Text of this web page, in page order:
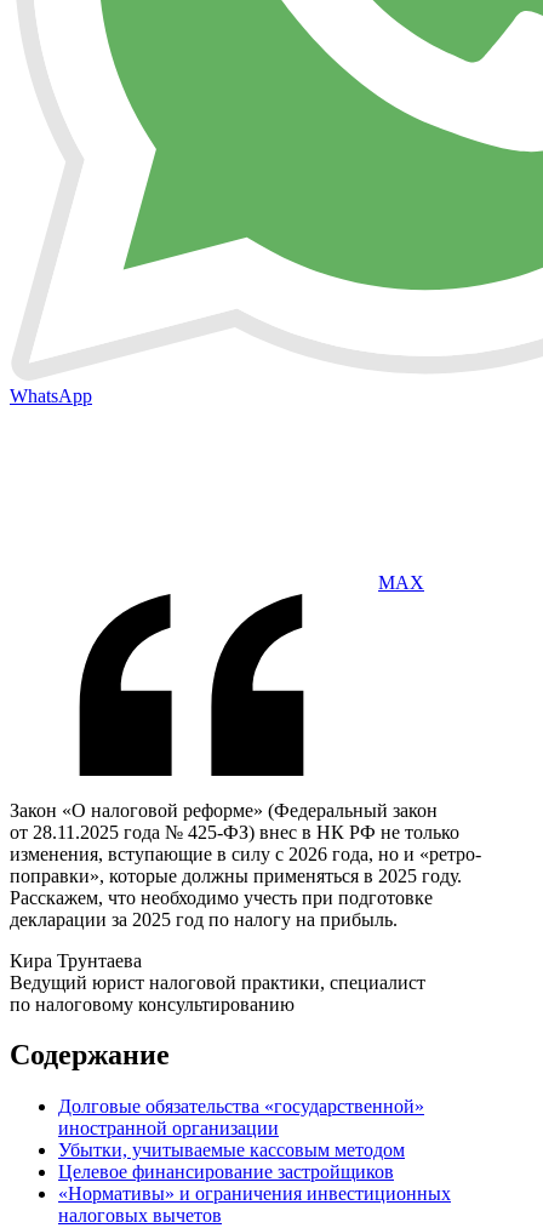
WhatsApp
MAX
Закон «О налоговой реформе» (Федеральный закон
от 28.11.2025 года № 425-ФЗ) внес в НК РФ не только
изменения, вступающие в силу с 2026 года, но и «ретро-
поправки», которые должны применяться в 2025 году.
Расскажем, что необходимо учесть при подготовке
декларации за 2025 год по налогу на прибыль.
Кира Трунтаева
Ведущий юрист налоговой практики, специалист
по налоговому консультированию
Содержание
Долговые обязательства «государственной»
иностранной организации
Убытки, учитываемые кассовым методом
Целевое финансирование застройщиков
«Нормативы» и ограничения инвестиционных
налоговых вычетов